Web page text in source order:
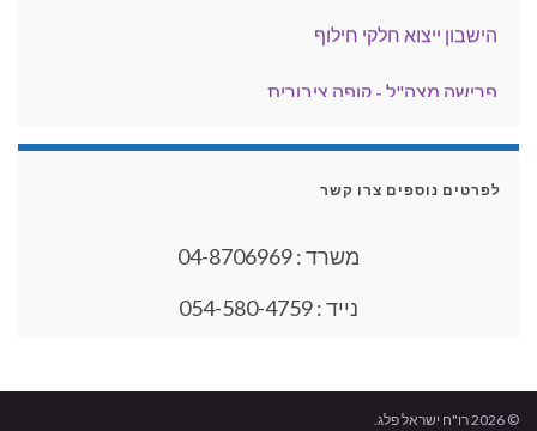
הישבון ייצוא חלקי חילוף
פרישה מצה"ל - קופה ציבורית
ניכוי הוצאות רכב
פטור מניכוי במקור מדיבידנד מחברה ליחיד
לפרטים נוספים צרו קשר
משרד : 04-8706969
נייד : 054-580-4759
© 2026 רו"ח ישראל פלג.